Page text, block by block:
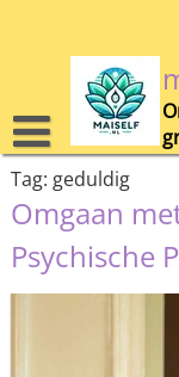
Tag: geduldig
Omgaan
Psychische